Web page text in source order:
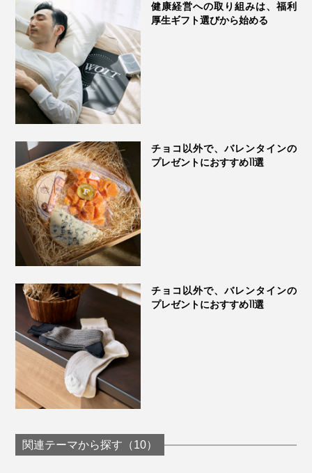
健康経営への取り組みは、福利
厚生ギフト選びから始める
チョコ以外で、バレンタインの
プレゼントにおすすめ11選
チョコ以外で、バレンタインの
プレゼントにおすすめ11選
関連テーマから探す（10）